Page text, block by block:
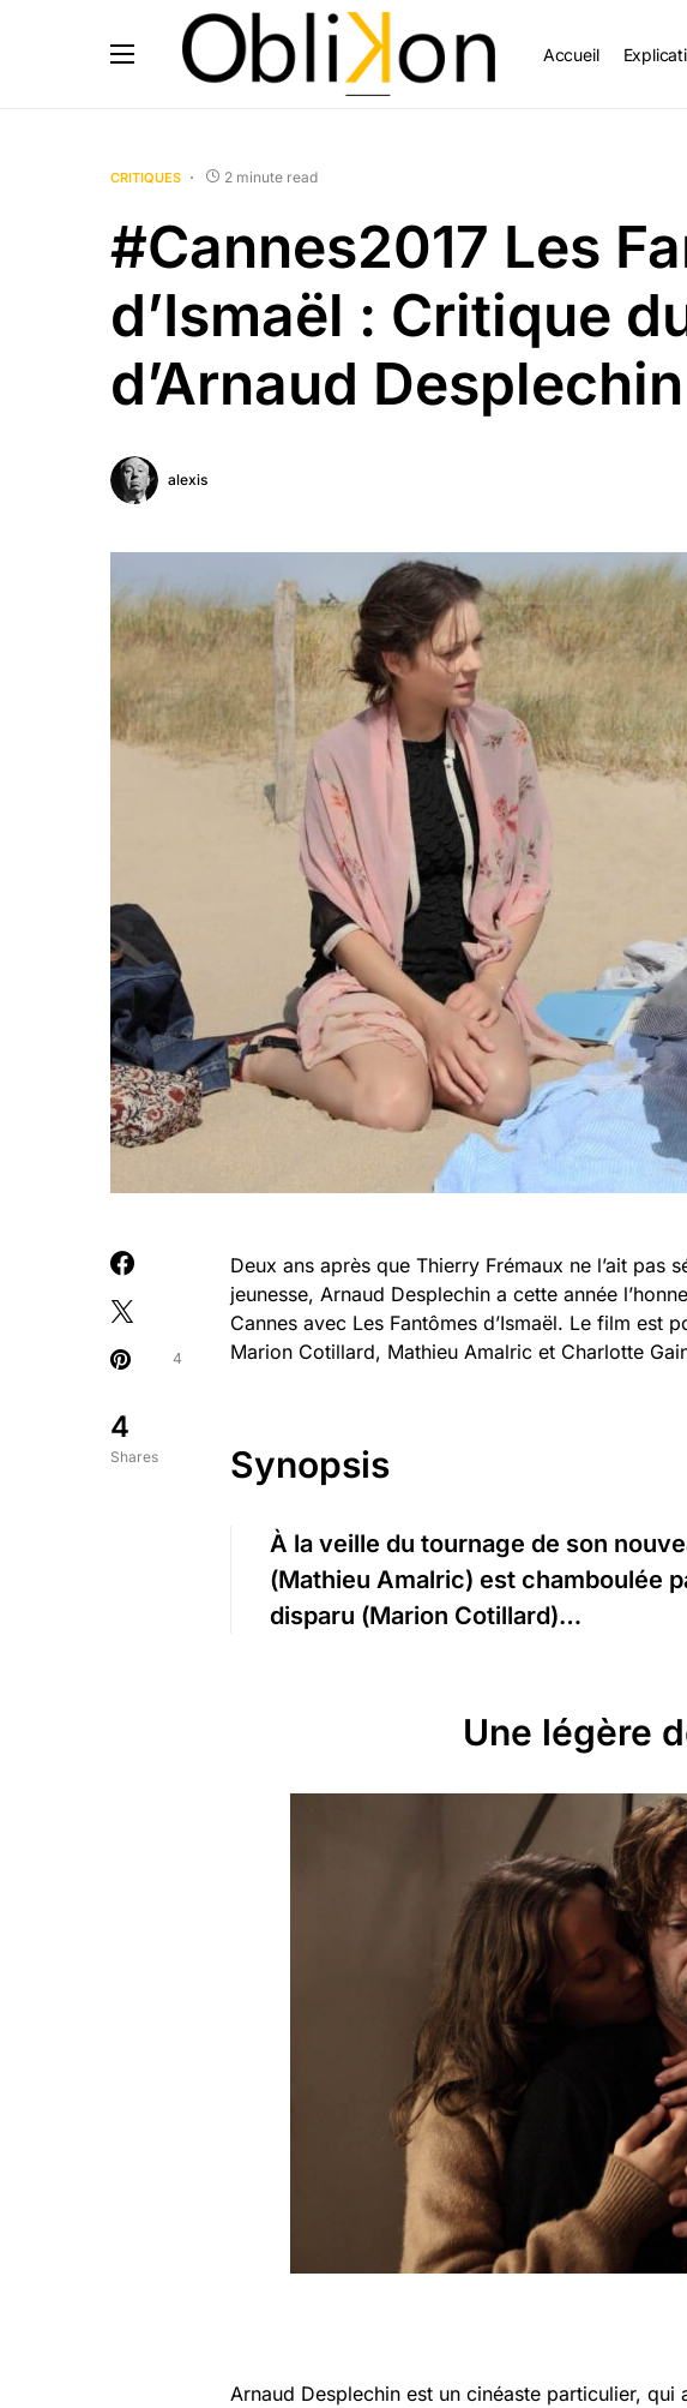
Accueil
CRITIQUES 2 minute read
#Cannes2017 Les
d’Ismaël : Critique
d’Arnaud Desplechin
alexis
4
Shares
4
Deux ans après que Thierry Frémaux ne l’ait pas
jeunesse, Arnaud Desplechin a cette année
Cannes avec Les Fantômes d’Ismaël. Le film est
Marion Cotillard, Mathieu Amalric et Charlotte
Synopsis
À la veille du tournage de son
(Mathieu Amalric) est chamboulée
disparu (Marion Cotillard)…
Une légère
Arnaud Desplechin est un cinéaste particulier, qui